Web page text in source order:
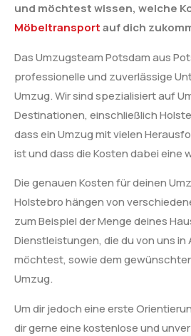
und möchtest wissen, welche
Möbeltransportauf dich
Das Umzugsteam Potsdam aus
professionelle und zuverlässige
Umzug. Wir sind spezialisiert auf
Destinationen, einschließlich
dass ein Umzug mit vielen
ist und dass die Kosten dabei eine
Die genauen Kosten für deinen
Holstebro hängen von
zum Beispiel der Menge deines
Dienstleistungen, die du von uns
möchtest, sowie dem
Umzug.
Um dir jedoch eine erste
dir gerne eine kostenlose und